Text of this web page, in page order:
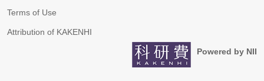
Terms of Use
Attribution of KAKENHI
Powered by NII